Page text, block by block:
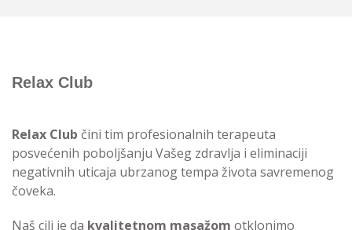
Relax Club
Relax Club čini tim profesionalnih terapeuta
posvećenih poboljšanju Vašeg zdravlja i eliminaciji
negativnih uticaja ubrzanog tempa života savremenog
čoveka.
Naš cilj je da kvalitetnom masažom otklonimo